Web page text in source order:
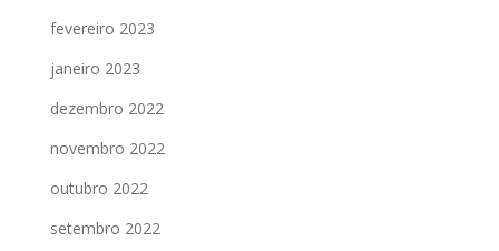
fevereiro 2023
janeiro 2023
dezembro 2022
novembro 2022
outubro 2022
setembro 2022